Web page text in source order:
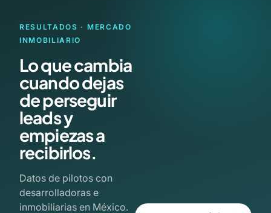
RESULTADOS · MERCADO
INMOBILIARIO
Lo que cambia
cuando dejas
de perseguir
leads y
empiezas a
recibirlos.
Datos de pilotos con
desarrolladoras e
inmobiliarias en México.